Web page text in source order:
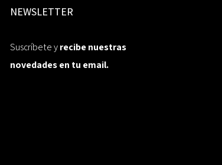
NEWSLETTER
Suscríbete yrecibe nuestras
novedades en tu email.